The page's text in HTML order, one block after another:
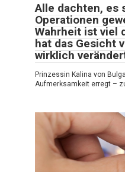
Alle dachten, es
Operationen
Wahrheit ist viel
hat das Gesicht
wirklich
Prinzessin Kalina von
Aufmerksamkeit erregt –